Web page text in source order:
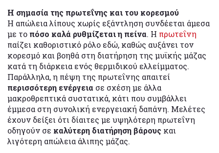
Η σημασία της πρωτεΐνης και του κορεσμού
Η απώλεια λίπους χωρίς εξάντληση συνδέεται άμεσα
με το πόσο καλά ρυθμίζεται η πείνα. Η πρωτεΐνη
παίζει καθοριστικό ρόλο εδώ, καθώς αυξάνει τον
κορεσμό και βοηθά στη διατήρηση της μυϊκής μάζας
κατά τη διάρκεια ενός θερμιδικού ελλείμματος.
Παράλληλα, η πέψη της πρωτεΐνης απαιτεί
περισσότερη ενέργεια σε σχέση με άλλα
μακροθρεπτικά συστατικά, κάτι που συμβάλλει
έμμεσα στη συνολική ενεργειακή δαπάνη. Μελέτες
έχουν δείξει ότι δίαιτες με υψηλότερη πρωτεΐνη
οδηγούν σε καλύτερη διατήρηση βάρους και
λιγότερη απώλεια άλιπης μάζας.